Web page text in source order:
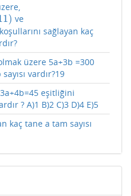
) ve
koşullarını sağlayan kaç
üzere 5a+3b =300
vardır?19
eşitliğini
? A)1 B)2 C)3 D)4 E)5
kaç tane a tam sayısı